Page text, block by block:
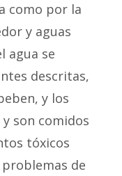
como por la
y aguas
agua se
descritas,
y los
son comidos
tóxicos
de